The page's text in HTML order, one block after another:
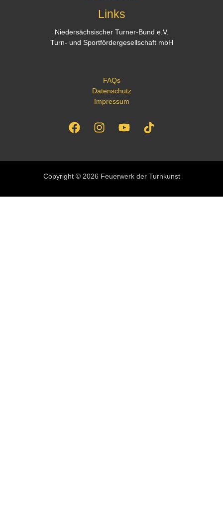
Links
Niedersächsischer Turner-Bund e.V.
Turn- und Sportfördergesellschaft mbH
FAQs
Datenschutz
Impressum
Copyright © 2026 Feuerwerk der Turnkunst